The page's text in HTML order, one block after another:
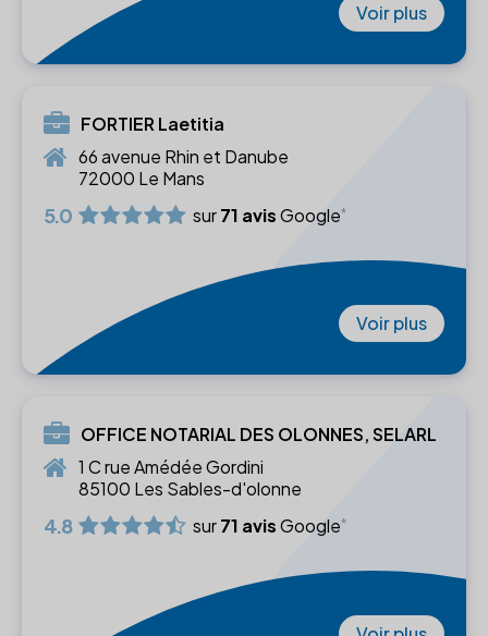
Voir plus
FORTIER Laetitia
66 avenue Rhin et Danube
72000 Le Mans
5.0 sur71 avisGoogle
Voir plus
OFFICE NOTARIAL DES OLONNES, SELARL
1 C rue Amédée Gordini
85100 Les Sables-d'olonne
4.8 sur71 avisGoogle